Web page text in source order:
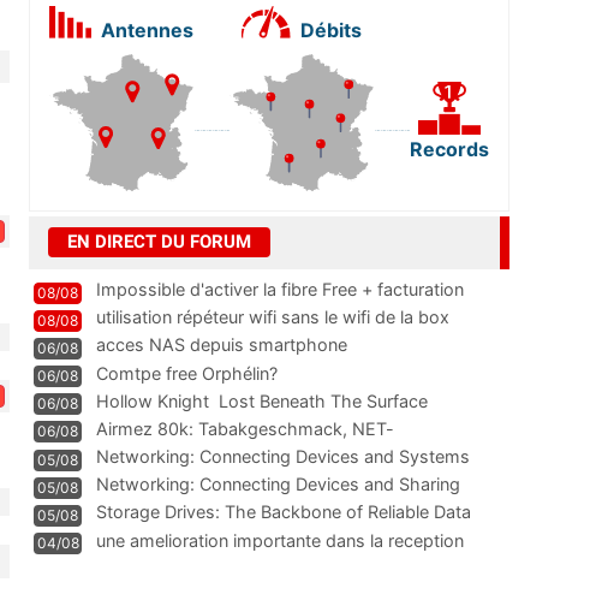
Antennes Débits
Records
EN DIRECT DU FORUM
08/08
Impossible d'activer la fibre Free + facturation
résiliation
08/08 utilisation répéteur wifi sans le wifi de la box
06/08 acces NAS depuis smartphone
06/08 Comtpe free Orphélin?
06/08 Hollow Knight  Lost Beneath The Surface
06/08
Airmez 80k: Tabakgeschmack, NET-
Technologie und Leistung im
05/08 Networking: Connecting Devices and Systems
05/08
Networking: Connecting Devices and Sharing
Information
05/08
Storage Drives: The Backbone of Reliable Data
Management
04/08
une amelioration importante dans la reception